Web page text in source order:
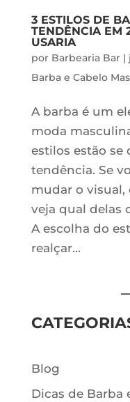
3 ESTILOS DE
TENDÊNCIA EM
USARIA
por Barbearia Bar|
Barba e Cabelo
A barba é um
moda
estilos estão se
tendência. Se
mudar o visual,
veja qual delas
A escolha do
realçar...
Blog
Dicas de Barba